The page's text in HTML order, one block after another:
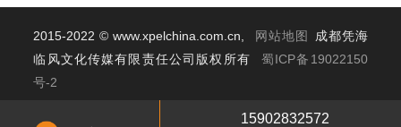
2015-2022 © www.xpelchina.com.cn, 网站地图
成都凭海
临风文化传媒有限责任公司版权所有
蜀ICP备19022150
号-2
汽车贴膜 汽车贴膜案例
15902832572